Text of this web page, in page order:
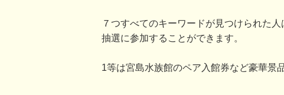
７つすべてのキーワードが見つけられた
抽選に参加することができます。
1等は宮島水族館のペア入館券など豪華景